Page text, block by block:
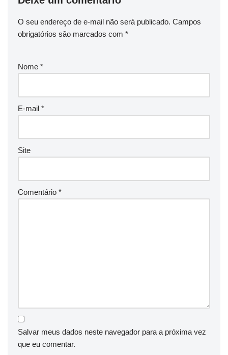
O seu endereço de e-mail não será publicado. Campos
obrigatórios são marcados com *
Nome *
E-mail *
Site
Comentário *
Salvar meus dados neste navegador para a próxima vez
que eu comentar.